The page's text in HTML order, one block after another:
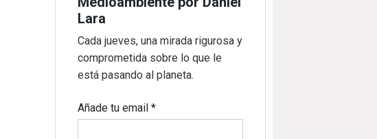
Lara
Cada jueves, una mirada rigurosa y
comprometida sobre lo que le
está pasando al planeta.
Añade tu email*